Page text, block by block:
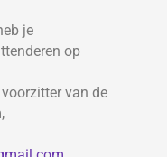
je
op
van de